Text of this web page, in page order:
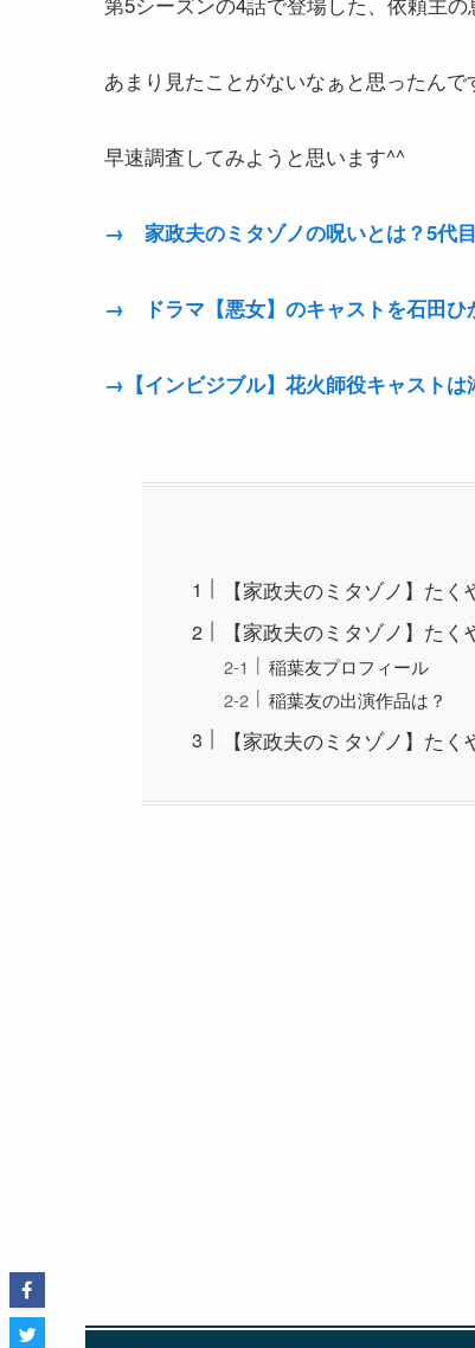
あまり見たことがないなぁと思ったん
早速調査してみようと思います^^
→ 家政夫のミタゾノの呪いとは？5代
→ ドラマ【悪女】のキャストを石田ひ
→【インビジブル】花火師役キャストは
【家政夫のミタゾノ】た
【家政夫のミタゾノ】た
稲葉友プロフィール
稲葉友の出演作品は？
【家政夫のミタゾノ】た